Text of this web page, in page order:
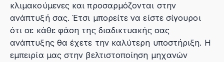
κλιμακούμενες και προσαρμόζονται στην
ανάπτυξή σας. Έτσι μπορείτε να είστε σίγουροι
ότι σε κάθε φάση της διαδικτυακής σας
ανάπτυξης θα έχετε την καλύτερη υποστήριξη. Η
εμπειρία μας στην βελτιστοποίηση μηχανών